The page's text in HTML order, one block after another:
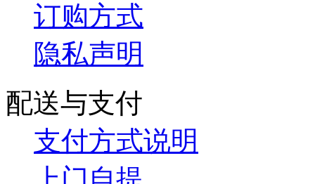
订购方式
隐私声明
配送与支付
支付方式说明